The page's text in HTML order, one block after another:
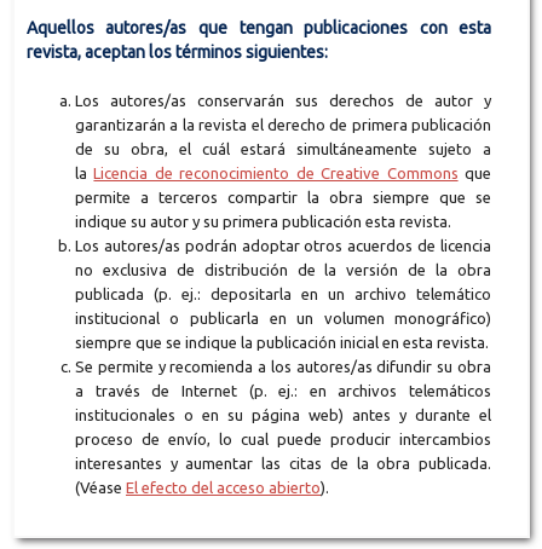
Aquellos autores/as que tengan publicaciones con esta
revista, aceptan los términos siguientes:
Los autores/as conservarán sus derechos de autor y
garantizarán a la revista el derecho de primera publicación
de su obra, el cuál estará simultáneamente sujeto a
laLicencia de reconocimiento de Creative Commons que
permite a terceros compartir la obra siempre que se
indique su autor y su primera publicación esta revista.
Los autores/as podrán adoptar otros acuerdos de licencia
no exclusiva de distribución de la versión de la obra
publicada (p. ej.: depositarla en un archivo telemático
institucional o publicarla en un volumen monográfico)
siempre que se indique la publicación inicial en esta revista.
Se permite y recomienda a los autores/as difundir su obra
a través de Internet (p. ej.: en archivos telemáticos
institucionales o en su página web) antes y durante el
proceso de envío, lo cual puede producir intercambios
interesantes y aumentar las citas de la obra publicada.
(Véase El efecto del acceso abierto).